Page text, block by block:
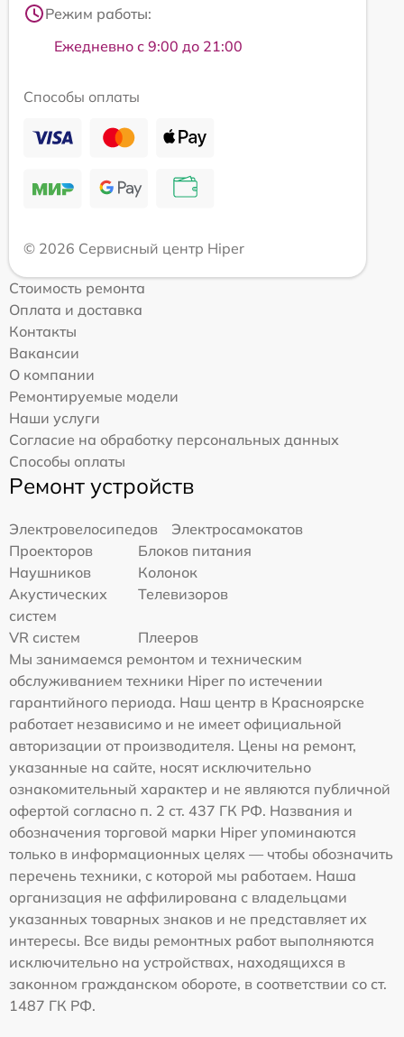
Режим работы:
Ежедневно с 9:00 до 21:00
Способы оплаты
© 2026 Сервисный центр Hiper
Стоимость ремонта
Оплата и доставка
Контакты
Вакансии
О компании
Ремонтируемые модели
Наши услуги
Согласие на обработку персональных данных
Способы оплаты
Ремонт устройств
Электровелосипедов
Электросамокатов
Проекторов
Блоков питания
Наушников
Колонок
Акустических
систем
Телевизоров
VR систем
Плееров
Мы занимаемся ремонтом и техническим
обслуживанием техники Hiper по истечении
гарантийного периода. Наш центр в Красноярске
работает независимо и не имеет официальной
авторизации от производителя. Цены на ремонт,
указанные на сайте, носят исключительно
ознакомительный характер и не являются публичной
офертой согласно п. 2 ст. 437 ГК РФ. Названия и
обозначения торговой марки Hiper упоминаются
только в информационных целях — чтобы обозначить
перечень техники, с которой мы работаем. Наша
организация не аффилирована с владельцами
указанных товарных знаков и не представляет их
интересы. Все виды ремонтных работ выполняются
исключительно на устройствах, находящихся в
законном гражданском обороте, в соответствии со ст.
1487 ГК РФ.